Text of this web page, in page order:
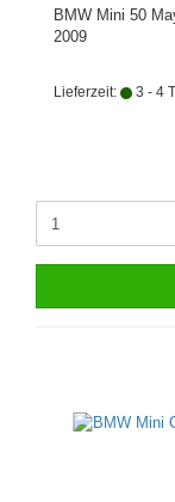
BMW Mini 50
2009
Lieferzeit: 3 - 4